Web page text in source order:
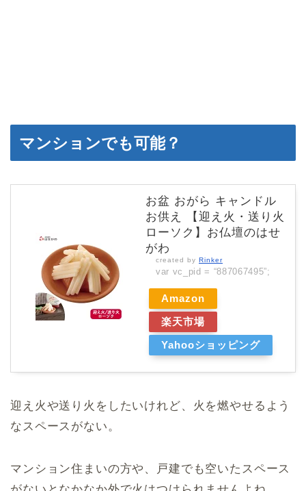
マンションでも可能？
お盆 おがら キャンドル
お供え 【迎え火・送り火
ローソク】お仏壇のはせ
がわ
created by Rinker
var vc_pid = “887067495”;
Amazon
楽天市場
Yahooショッピング
迎え火や送り火をしたいけれど、火を燃やせるよう
なスペースがない。
マンション住まいの方や、戸建でも空いたスペース